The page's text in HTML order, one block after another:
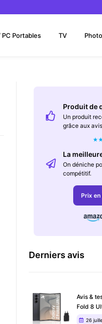
PC Portables TV
Produit de
Un produit
grâce aux
★
La
On déniche
compétitif.
Prix
Derniers avis
Avis &
Fold 8
26